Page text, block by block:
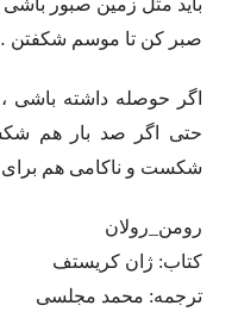
باید مثل زمین صبور باشی
صبر کن تا موسم شکفتن
اگر حوصله داشته باشی
حتی اگر صد بار هم
شکست و ناکامی هم
رومن_رولان
کتاب: ژان کریستف
ترجمه: محمد مجلسی